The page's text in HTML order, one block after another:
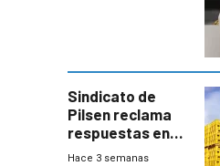
Sindicato de
Pilsen reclama
respuestas en
medio de
Hace 3 semanas